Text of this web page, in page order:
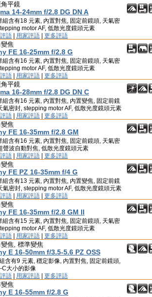
平鏡
14-24mm f/2.8 DG DN A
組含有18 元素, 內置對焦, 固定前鏡頭, 天氣密
motor AF, 低散光度鏡頭元素
語 用家評語 更多評語
焦
FE 16-25mm f/2.8 G
組含有16 元素, 內置對焦, 固定前鏡頭, 天氣密
motor AF, 低散光度鏡頭元素
語 用家評語 更多評語
平鏡
16-28mm f/2.8 DG DN C
組含有16 元素, 內置對焦, 內置變焦, 固定前鏡
氣密封, stepping motor AF, 低散光度鏡頭元素
語 用家評語 更多評語
焦
FE 16-35mm f/2.8 GM
組含有16 元素, 內置對焦, 固定前鏡頭, 天氣密
聲波自動對焦, 低散光度鏡頭元素
語 用家評語 更多評語
焦
FE PZ 16-35mm f/4 G
組含有13 元素, 內置對焦, 內置變焦, 固定前鏡
氣密封, stepping motor AF, 低散光度鏡頭元素
語 用家評語 更多評語
焦
FE 16-35mm f/2.8 GM II
組含有15 元素, 內置對焦, 固定前鏡頭, 天氣密
motor AF, 低散光度鏡頭元素
語 用家評語 更多評語
變焦, 標準變焦
E 16-50mm f/3.5-5.6 PZ OSS
含有9 元素, 穩定影像, 內置對焦, 固定前鏡頭,
C大小的影像
語 用家評語 更多評語
焦
E 16-55mm f/2.8 G